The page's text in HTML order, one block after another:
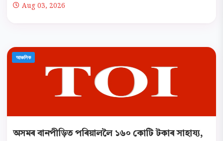
Aug 03, 2026
আঞ্চলিক
অসমৰ বানপীড়িত পৰিয়াললৈ ১৬০ কোটি টকাৰ সাহায্য,